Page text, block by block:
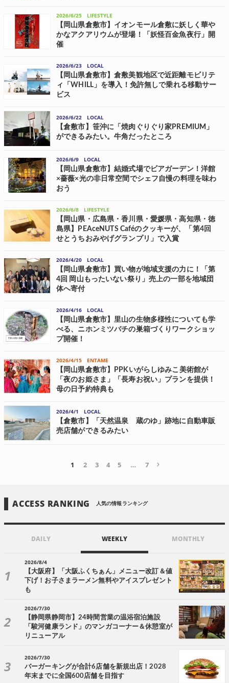
間、岡山県倉敷市の商業施設「イオンモール倉敷」1階 セントラルコ
ートにて、「サン宝石フェ...
2026/6/25
LIFESTYLE
【岡山県倉敷市】イオンモール倉敷に妖しく華や
かなアクアリウムが登場！「妖怪百金魚夜行」開
催
倉敷」にて、期間限定の物語型アクアリウム「くらしき金魚ミュージ
アム〜妖怪百金魚夜行(ようかいひゃく...
2026/6/23
LOCAL
【岡山県倉敷市】倉敷美観地区で近距離モビリテ
ィ「WHILL」を導入！免許無しで乗れる移動サー
ビス
(水)より、倉敷美観地区において免許不要で歩行領域を走行する近距離
モビリティ「WHILL...
2026/6/22
LOCAL
【倉敷市】笹沖に「焼肉ぐりぐり家PREMIUM」
ができるみたい。牛角だったところ
店の前にオープンの貼り紙が出ていました。 2026年夏オープン！ 地
図ではここ↓ 住所は「...
2026/6/9
LOCAL
【岡山県倉敷市】結婚式場でビアガーデン！洋館
×薔薇×光の非日常空間でシェフ自慢の料理を味わ
おう
ンビアテラス)2026」を、期間限定で開催する。 開催概要 「Rose ...
2026/6/8
LIFESTYLE
【岡山県・広島県・香川県・愛媛県・高知県・徳
島県】PEAceNUTS Caféのクッキーが、「第4回
せとうちおみやげグランプリ」で入賞
せとうちおみやげグランプリ」において、自社商品「ピースナッツク
ッキー 瀬戸内レ...
2026/4/20
LOCAL
【岡山県倉敷市】買い物が地域支援の力に！「第
4回 岡山もったいない祭り」売上の一部を地域団
体へ寄付
ア」にて「第4回 岡山もったいない祭り」を開催した。 当日は約5,400
人が来場。イベント...
2026/4/16
LOCAL
【岡山県倉敷市】里山の生物多様性についても学
べる、ニホンミツバチの巣箱づくりワークショッ
プ開催！
クショップを5月2日(土)に開催する。 生きものがつながる里山のあり
方を学ぶ 今回開催される、ニ...
2026/4/15
ENTAME
【岡山県倉敷市】PPKいがらしゆみこ美術館が
「夜のお姫さま」「長寿お祝い」プランを提供！
母の日予約特典も
みこ美術館」として3月24日(火)にグランドオープンした。さら...
2026/4/1
LOCAL
【倉敷市】「天然温泉 蔵のゆ」跡地に自動車販
売店舗ができるみたい
1 2 3 4 5 … 7
ACCESS RANKING 人気の情報ランキング
DAILY WEEKLY MONTHLY
2026/8/4
【大阪府】「大阪ふくちぁん」メニュー改訂＆値
下げ！お子さまラーメン無料やアイスプレゼント
も
2026/7/30
【静岡県静岡市】24時間営業の温浴宿泊施設
「駿河健康ランド」のマンガコーナー＆休憩室が
リニューアル
2026/7/30
バーガーキングが合計6店舗を新規出店！2028
年末までに全国600店舗を目指す